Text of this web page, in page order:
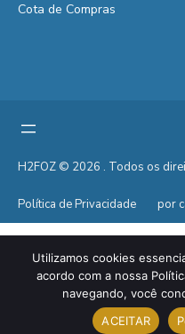
Cota de Compras
H2FOZ © 2026 . Todos os
Política de Privacidade por
Utilizamos cookies
acordo com a nossa
navegando, você
ACEITAR